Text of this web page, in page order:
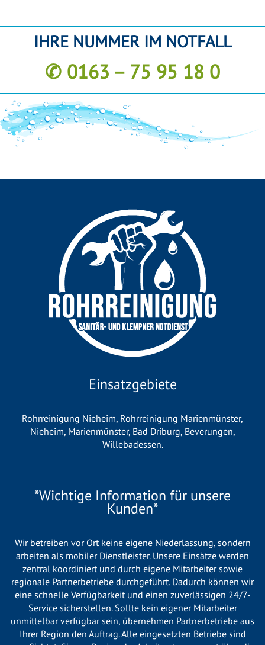
IHRE NUMMER IM NOTFALL
✆ 0163 – 75 95 18 0
Einsatzgebiete
Rohrreinigung Nieheim, Rohrreinigung Marienmünster,
Nieheim, Marienmünster, Bad Driburg, Beverungen,
Willebadessen.
*Wichtige Information für unsere
Kunden*
Wir betreiben vor Ort keine eigene Niederlassung, sondern
arbeiten als mobiler Dienstleister. Unsere Einsätze werden
zentral koordiniert und durch eigene Mitarbeiter sowie
regionale Partnerbetriebe durchgeführt. Dadurch können wir
eine schnelle Verfügbarkeit und einen zuverlässigen 24/7-
Service sicherstellen. Sollte kein eigener Mitarbeiter
unmittelbar verfügbar sein, übernehmen Partnerbetriebe aus
Ihrer Region den Auftrag. Alle eingesetzten Betriebe sind